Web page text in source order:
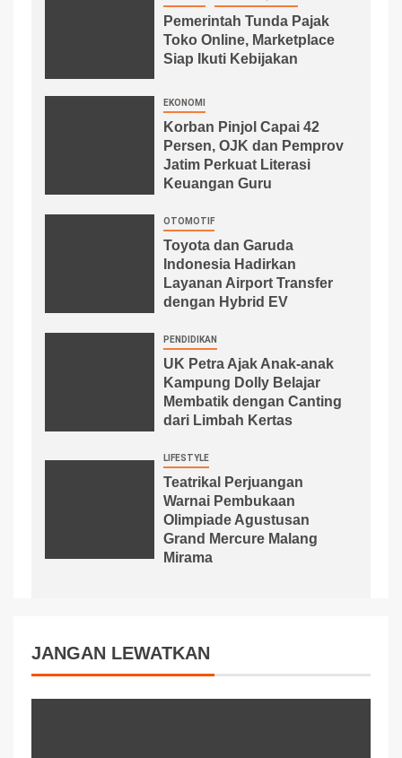
Pemerintah Tunda Pajak
Toko Online, Marketplace
Siap Ikuti Kebijakan
EKONOMI
Korban Pinjol Capai 42
Persen, OJK dan Pemprov
Jatim Perkuat Literasi
Keuangan Guru
OTOMOTIF
Toyota dan Garuda
Indonesia Hadirkan
Layanan Airport Transfer
dengan Hybrid EV
PENDIDIKAN
UK Petra Ajak Anak-anak
Kampung Dolly Belajar
Membatik dengan Canting
dari Limbah Kertas
LIFESTYLE
Teatrikal Perjuangan
Warnai Pembukaan
Olimpiade Agustusan
Grand Mercure Malang
Mirama
JANGAN LEWATKAN